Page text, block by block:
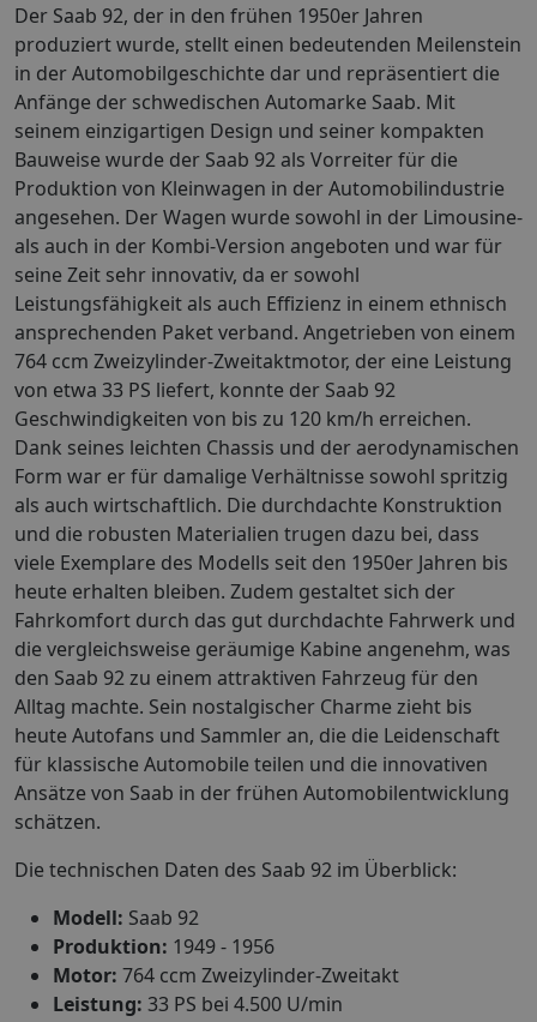
Der Saab 92, der in den frühen 1950er Jahren
produziert wurde, stellt einen bedeutenden Meilenstein
in der Automobilgeschichte dar und repräsentiert die
Anfänge der schwedischen Automarke Saab. Mit
seinem einzigartigen Design und seiner kompakten
Bauweise wurde der Saab 92 als Vorreiter für die
Produktion von Kleinwagen in der Automobilindustrie
angesehen. Der Wagen wurde sowohl in der Limousine-
als auch in der Kombi-Version angeboten und war für
seine Zeit sehr innovativ, da er sowohl
Leistungsfähigkeit als auch Effizienz in einem ethnisch
ansprechenden Paket verband. Angetrieben von einem
764 ccm Zweizylinder-Zweitaktmotor, der eine Leistung
von etwa 33 PS liefert, konnte der Saab 92
Geschwindigkeiten von bis zu 120 km/h erreichen.
Dank seines leichten Chassis und der aerodynamischen
Form war er für damalige Verhältnisse sowohl spritzig
als auch wirtschaftlich. Die durchdachte Konstruktion
und die robusten Materialien trugen dazu bei, dass
viele Exemplare des Modells seit den 1950er Jahren bis
heute erhalten bleiben. Zudem gestaltet sich der
Fahrkomfort durch das gut durchdachte Fahrwerk und
die vergleichsweise geräumige Kabine angenehm, was
den Saab 92 zu einem attraktiven Fahrzeug für den
Alltag machte. Sein nostalgischer Charme zieht bis
heute Autofans und Sammler an, die die Leidenschaft
für klassische Automobile teilen und die innovativen
Ansätze von Saab in der frühen Automobilentwicklung
schätzen.
Die technischen Daten des Saab 92 im Überblick:
Modell: Saab 92
Produktion: 1949 - 1956
Motor: 764 ccm Zweizylinder-Zweitakt
Leistung: 33 PS bei 4.500 U/min